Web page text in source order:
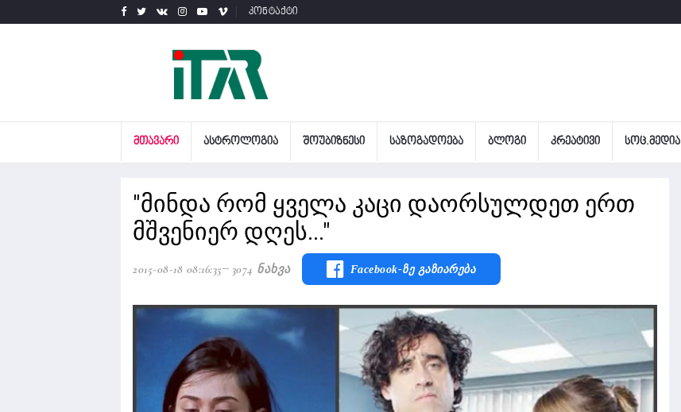
კონტაქტი
ᲛᲗᲐᲕᲐᲠᲘ ᲐᲡᲢᲠᲝᲚᲝᲒᲘᲐ ᲨᲝᲣᲑᲘᲖᲜᲔᲡᲘ ᲡᲐᲖᲝᲒᲐᲓᲝᲔᲑᲐ ᲑᲚᲝᲒᲘ ᲙᲠᲔᲐᲢᲘᲕᲘ ᲡᲝᲪ.ᲛᲔᲓᲘᲐ
"მინდა რომ ყველა კაცი დაორსულდეთ ერთ
მშვენიერ დღეს..."
2015-08-18 08:16:35 3074 Ნახვა Facebook-Ზე Გაზიარება